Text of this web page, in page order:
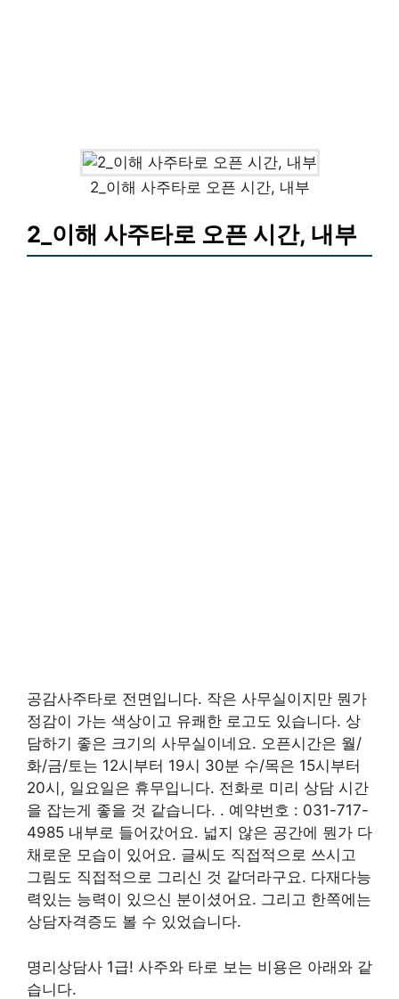
2_이해 사주타로 오픈 시간, 내부
2_이해 사주타로 오픈 시간, 내부
공감사주타로 전면입니다. 작은 사무실이지만 뭔가
정감이 가는 색상이고 유쾌한 로고도 있습니다. 상
담하기 좋은 크기의 사무실이네요. 오픈시간은 월/
화/금/토는 12시부터 19시 30분 수/목은 15시부터
20시, 일요일은 휴무입니다. 전화로 미리 상담 시간
을 잡는게 좋을 것 같습니다. . 예약번호 : 031-717-
4985 내부로 들어갔어요. 넓지 않은 공간에 뭔가 다
채로운 모습이 있어요. 글씨도 직접적으로 쓰시고
그림도 직접적으로 그리신 것 같더라구요. 다재다능
력있는 능력이 있으신 분이셨어요. 그리고 한쪽에는
상담자격증도 볼 수 있었습니다.
명리상담사 1급! 사주와 타로 보는 비용은 아래와 같
습니다.